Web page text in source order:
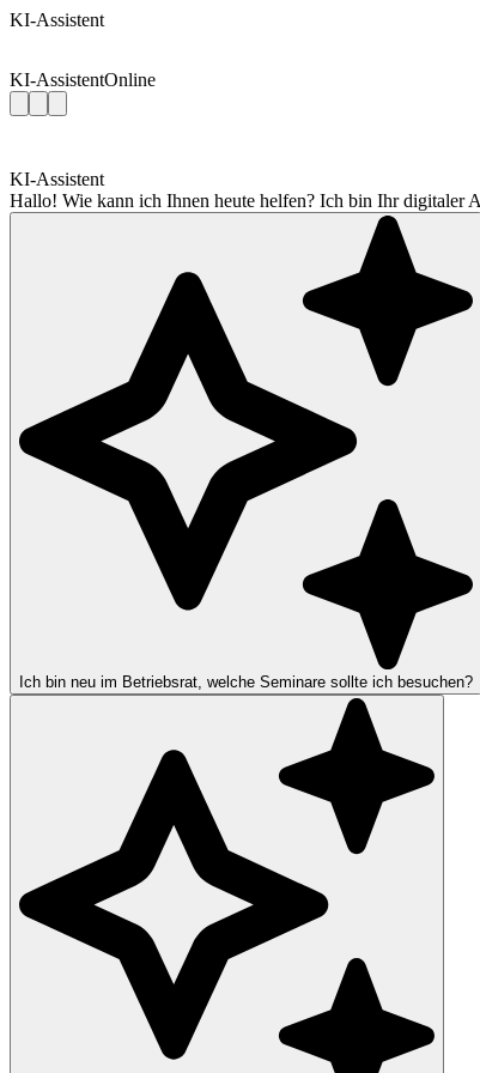
KI-Assistent
KI-AssistentOnline
KI-Assistent
Hallo! Wie kann ich Ihnen heute helfen? Ich bin Ihr digitaler
Ich bin neu im Betriebsrat, welche Seminare sollte ich besuchen?